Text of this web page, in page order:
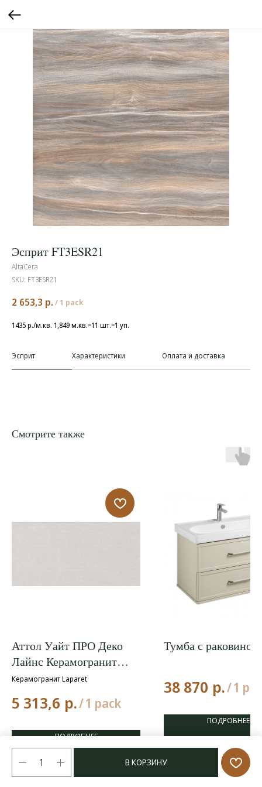
Эсприт FT3ESR21
AltaCera
SKU: FT3ESR21
2 653,3 р./ 1 pack
В КОРЗИНУ
1435 р./м.кв. 1,849 м.кв.=11 шт.=1 уп.
Эсприт Характеристики Оплата и доставка
Смотрите также
Аттол Уайт ПРО Деко
Лайнс Керамогранит
светло-серый матовый
Бархат КР 60x120
Керамогранит Laparet
5 313,6 р./1 pack
ПОДРОБНЕЕ
Тумба с раковиной
38 870 р./1 pc
ПОДРОБНЕЕ